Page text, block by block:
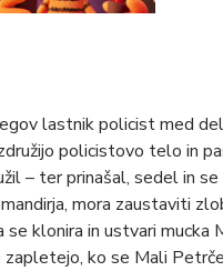
lastnik policist med
policistovo telo in
– ter prinašal, sedel in
mora zaustaviti
se klonira in ustvari
ko se Mali